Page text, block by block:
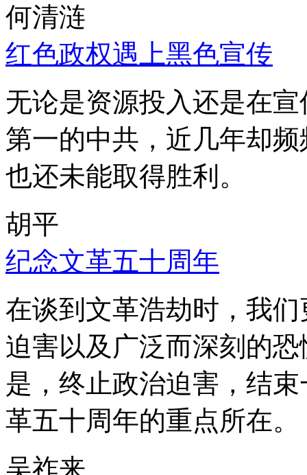
何清涟
红色政权遇上黑色宣传
无论是资源投入还是在
第一的中共，近几年却
也还未能取得胜利。
胡平
纪念文革五十周年
在谈到文革浩劫时，我
迫害以及广泛而深刻的
是，终止政治迫害，结
革五十周年的重点所在。
吴祚来